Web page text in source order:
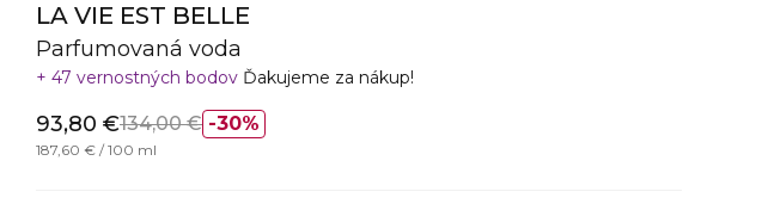
LA VIE EST BELLE
Parfumovaná voda
47 vernostných bodov Ďakujeme za nákup!
30%
93,80 €134,00 €
187,60 € / 100 ml